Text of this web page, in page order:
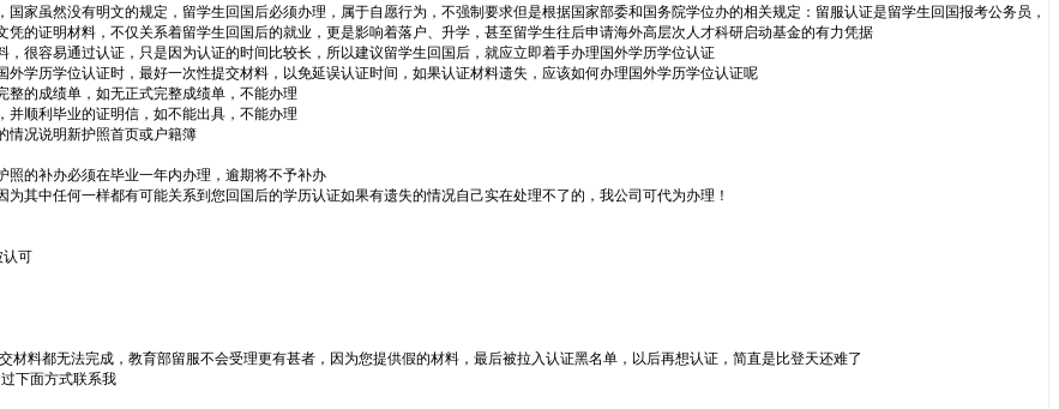
家虽然没有明文的规定，留学生回国后必须办理，属于自愿行为，不强制要求但是根据国家部委和国务院学位办的相关规定：留服认证是留学生回国报考公务员，
的证明材料，不仅关系着留学生回国后的就业，更是影响着落户、升学，甚至留学生往后申请海外高层次人才科研启动基金的有力凭据
容易通过认证，只是因为认证的时间比较长，所以建议留学生回国后，就应立即着手办理国外学历学位认证
历学位认证时，最好一次性提交材料，以免延误认证时间，如果认证材料遗失，应该如何办理国外学历学位认证呢
的成绩单，如无正式完整成绩单，不能办理
顺利毕业的证明信，如不能出具，不能办理
况说明新护照首页或户籍簿
的补办必须在毕业一年内办理，逾期将不予补办
中任何一样都有可能关系到您回国后的学历认证如果有遗失的情况自己实在处理不了的，我公司可代为办理！
认可
料都无法完成，教育部留服不会受理更有甚者，因为您提供假的材料，最后被拉入认证黑名单，以后再想认证，简直是比登天还难了
下面方式联系我